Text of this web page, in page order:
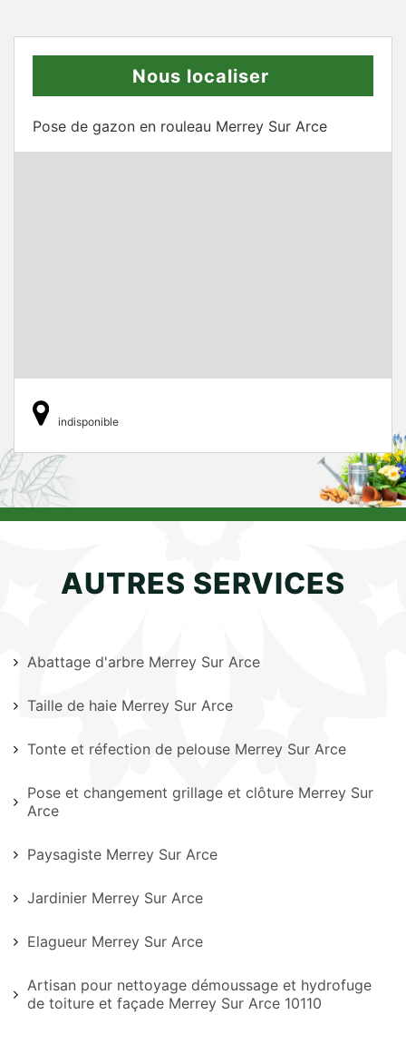
Nous localiser
Pose de gazon en rouleau Merrey Sur Arce
indisponible
AUTRES SERVICES
Abattage d'arbre Merrey Sur Arce
Taille de haie Merrey Sur Arce
Tonte et réfection de pelouse Merrey Sur Arce
Pose et changement grillage et clôture Merrey Sur
Arce
Paysagiste Merrey Sur Arce
Jardinier Merrey Sur Arce
Elagueur Merrey Sur Arce
Artisan pour nettoyage démoussage et hydrofuge
de toiture et façade Merrey Sur Arce 10110